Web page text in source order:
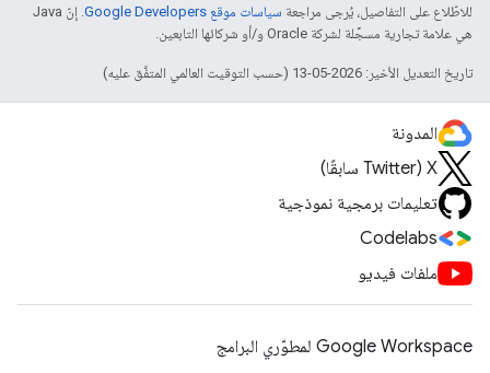
للاطّلاع على التفاصيل، يُرجى مراجعة سياسات موقع Google Developers‏
. إنّ Java
هي علامة تجارية مسجَّلة لشركة Oracle و/أو شركائها التابعين.
تاريخ التعديل الأخير: 2026-05-13 (حسب التوقيت العالمي المتفَّق عليه)
المدونة
‫X ‏(Twitter سابقًا)
تعليمات برمجية نموذجية
Codelabs
ملفات فيديو
Google Workspace لمطوّري البرامج